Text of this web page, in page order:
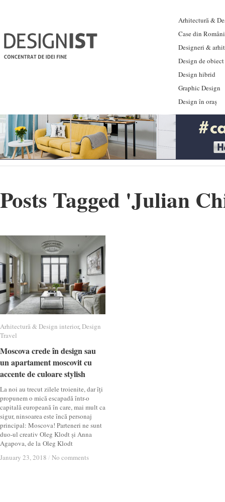
Arhitectură &
Case din
Designeri &
Design de obiect
Design hibrid
Graphic Design
Design în oraș
Posts Tagged 'Julian
Arhitectură & Design interior,Design
Travel
Moscova crede în design sau
un apartament moscovit cu
accente de culoare stylish
La noi au trecut zilele troienite, dar îți
propunem o mică escapadă într-o
capitală europeană în care, mai mult ca
sigur, ninsoarea este încă personaj
principal: Moscova! Parteneri ne sunt
duo-ul creativ Oleg Klodt și Anna
Agapova, de la Oleg Klodt
January 23, 2018 / No comments
Arhitectură & Design interior Design
Travel
Moscova crede în design sau
un apartament moscovit cu
accente de culoare stylish
January 23, 2018 / No comments